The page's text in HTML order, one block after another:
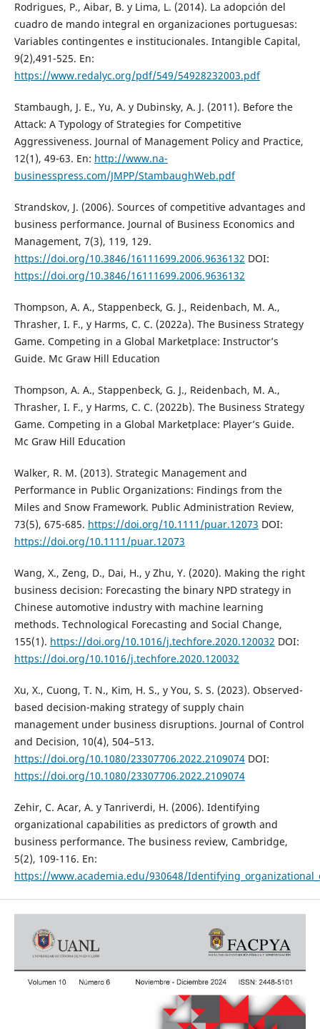
Rodrigues, P., Aibar, B. y Lima, L. (2014). La adopción del
cuadro de mando integral en organizaciones portuguesas:
Variables contingentes e institucionales. Intangible Capital,
9(2),491-525. En:
https://www.redalyc.org/pdf/549/54928232003.pdf
Stambaugh, J. E., Yu, A. y Dubinsky, A. J. (2011). Before the
Attack: A Typology of Strategies for Competitive
Aggressiveness. Journal of Management Policy and Practice,
12(1), 49-63. En: http://www.na-
businesspress.com/JMPP/StambaughWeb.pdf
Strandskov, J. (2006). Sources of competitive advantages and
business performance. Journal of Business Economics and
Management, 7(3), 119, 129.
https://doi.org/10.3846/16111699.2006.9636132 DOI:
https://doi.org/10.3846/16111699.2006.9636132
Thompson, A. A., Stappenbeck, G. J., Reidenbach, M. A.,
Thrasher, I. F., y Harms, C. C. (2022a). The Business Strategy
Game. Competing in a Global Marketplace: Instructor’s
Guide. Mc Graw Hill Education
Thompson, A. A., Stappenbeck, G. J., Reidenbach, M. A.,
Thrasher, I. F., y Harms, C. C. (2022b). The Business Strategy
Game. Competing in a Global Marketplace: Player’s Guide.
Mc Graw Hill Education
Walker, R. M. (2013). Strategic Management and
Performance in Public Organizations: Findings from the
Miles and Snow Framework. Public Administration Review,
73(5), 675-685. https://doi.org/10.1111/puar.12073 DOI:
https://doi.org/10.1111/puar.12073
Wang, X., Zeng, D., Dai, H., y Zhu, Y. (2020). Making the right
business decision: Forecasting the binary NPD strategy in
Chinese automotive industry with machine learning
methods. Technological Forecasting and Social Change,
155(1). https://doi.org/10.1016/j.techfore.2020.120032 DOI:
https://doi.org/10.1016/j.techfore.2020.120032
Xu, X., Cuong, T. N., Kim, H. S., y You, S. S. (2023). Observed-
based decision-making strategy of supply chain
management under business disruptions. Journal of Control
and Decision, 10(4), 504–513.
https://doi.org/10.1080/23307706.2022.2109074DOI:
https://doi.org/10.1080/23307706.2022.2109074
Zehir, C. Acar, A. y Tanriverdi, H. (2006). Identifying
organizational capabilities as predictors of growth and
business performance. The business review, Cambridge,
5(2), 109-116. En:
https://www.academia.edu/930648/